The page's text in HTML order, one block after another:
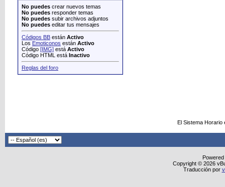
No puedes crear nuevos temas
No puedes responder temas
No puedes subir archivos adjuntos
No puedes editar tus mensajes
Códigos BB están Activo
Los Emoticonos están Activo
Código [IMG] está Activo
Código HTML está Inactivo
Reglas del foro
El Sistema
Copyright © 2026
Traducción por